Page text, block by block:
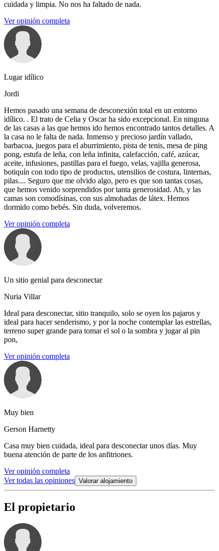
cuidada y limpia. No nos ha faltado de nada.
Ver opinión completa
Lugar idílico
Jordi
Hemos pasado una semana de desconexión total en un entorno
idílico. . El trato de Celia y Oscar ha sido excepcional. En ninguna
de las casas a las que hemos ido hemos encontrado tantos detalles. A
la casa no le falta de nada. Inmenso y precioso jardín vallado,
barbacoa, juegos para el aburrimiento, pista de tenis, mesa de ping
pong, estufa de leña, con leña infinita, calefacción, café, azúcar,
aceite, infusiones, pastillas para el fuego, velas, vajilla generosa,
botiquín con todo tipo de productos, utensilios de costura, linternas,
pilas.... Seguro que me olvido algo, pero es que son tantas cosas,
que hemos venido sorprendidos por tanta generosidad. Ah, y las
camas son comodísinas, con sus almohadas de látex. Hemos
dormido como bebés. Sin duda, volveremos.
Ver opinión completa
Un sitio genial para desconectar
Nuria Villar
Ideal para desconectar, sitio tranquilo, solo se oyen los pajaros y
ideal para hacer senderismo, y por la noche contemplar las estrellas,
terreno super grande para tomar el sol o la sombra y jugar al pin
pon,
Ver opinión completa
Muy bien
Gerson Harnetty
Casa muy bien cuidada, ideal para desconectar unos días. Muy
buena atención de parte de los anfitriones.
Ver opinión completa
Ver todas las opiniones Valorar alojamiento
El propietario